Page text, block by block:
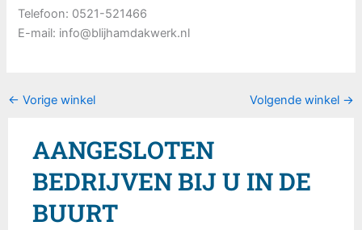
Telefoon: 0521-521466
E-mail: info@blijhamdakwerk.nl
← Vorige winkel Volgende winkel →
AANGESLOTEN
BEDRIJVEN BIJ U IN DE
BUURT